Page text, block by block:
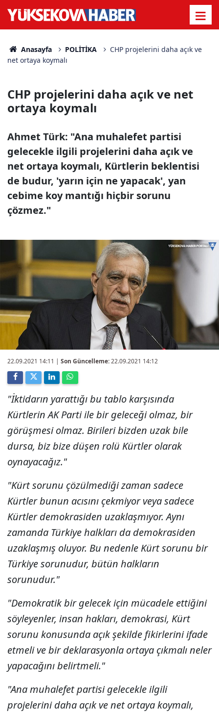
Anasayfa POLİTİKA
CHP projelerini daha açık ve
net ortaya koymalı
CHP projelerini daha açık ve net
ortaya koymalı
Ahmet Türk: "Ana muhalefet partisi
gelecekle ilgili projelerini daha açık ve
net ortaya koymalı, Kürtlerin beklentisi
de budur, 'yarın için ne yapacak', yan
cebime koy mantığı hiçbir sorunu
çözmez."
22.09.2021 14:11 | Son Güncelleme:22.09.2021 14:12
"İktidarın yarattığı bu tablo karşısında
Kürtlerin AK Parti ile bir geleceği olmaz, bir
görüşmesi olmaz. Birileri bizden uzak bile
dursa, biz bize düşen rolü Kürtler olarak
oynayacağız."
"Kürt sorunu çözülmediği zaman sadece
Kürtler bunun acısını çekmiyor veya sadece
Kürtler demokrasiden uzaklaşmıyor. Aynı
zamanda Türkiye halkları da demokrasiden
uzaklaşmış oluyor. Bu nedenle Kürt sorunu bir
Türkiye sorunudur, bütün halkların
sorunudur."
"Demokratik bir gelecek için mücadele ettiğini
söyleyenler, insan hakları, demokrasi, Kürt
sorunu konusunda açık şekilde fikirlerini ifade
etmeli ve bir deklarasyonla ortaya çıkmalı neler
yapacağını belirtmeli."
"Ana muhalefet partisi gelecekle ilgili
projelerini daha açık ve net ortaya koymalı,